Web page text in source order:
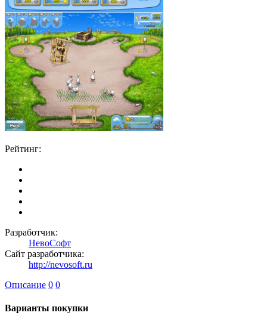
Рейтинг:
Разработчик:
НевоСофт
Сайт разработчика:
http://nevosoft.ru
Описание 0 0
Варианты покупки